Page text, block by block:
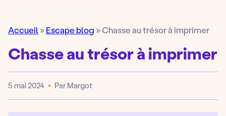
Accueil»Escape blog »Chasse au trésor à imprimer
Chasse au trésor à imprimer
Publié
5 mai 2024 Par Margot